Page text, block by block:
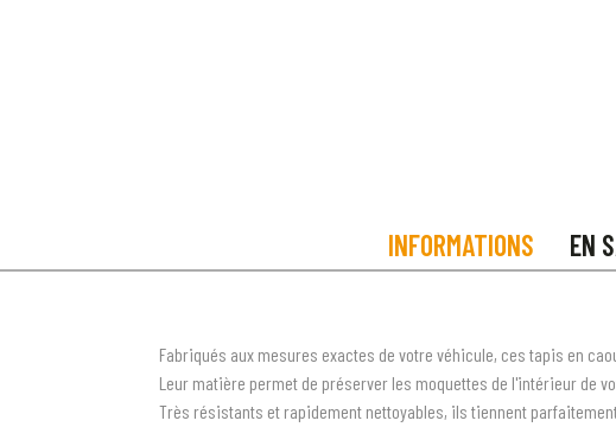
INFORMATIONS EN
Fabriqués aux mesures exactes de votre véhicule, ces tapis en
Leur matière permet de préserver les moquettes de l'intérieur de
Très résistants et rapidement nettoyables, ils tiennent